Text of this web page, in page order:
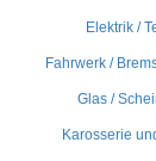
Elektrik /
Fahrwerk /
Glas /
Karosserie